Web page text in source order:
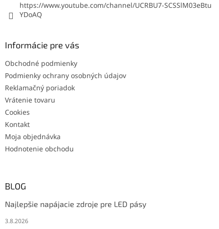
https://www.youtube.com/channel/UCRBU7-SCSSlM03eBtu
YDoAQ
Informácie pre vás
Obchodné podmienky
Podmienky ochrany osobných údajov
Reklamačný poriadok
Vrátenie tovaru
Cookies
Kontakt
Moja objednávka
Hodnotenie obchodu
BLOG
Najlepšie napájacie zdroje pre LED pásy
3.8.2026